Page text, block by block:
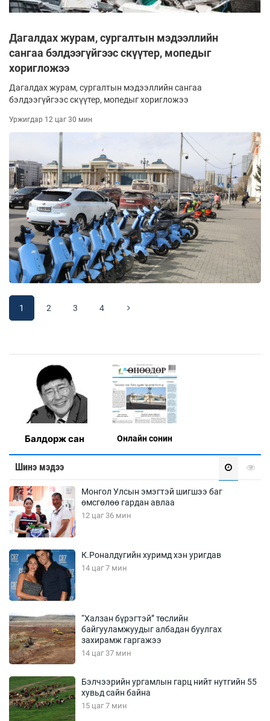
Дагалдах журам, сургалтын мэдээллийн
сангаа бэлдээгүйгээс скүүтер, мопедыг
хоригложээ
Дагалдах журам, сургалтын мэдээллийн сангаа
бэлдээгүйгээс скүүтер, мопедыг хоригложээ
Уржигдар 12 цаг 30 мин
1 2 3 4
Балдорж сан Онлaйн сонин
Шинэ мэдээ
Монгол Улсын эмэгтэй шигшээ баг
өмсгөлөө гардан авлаа
12 цаг 36 мин
К.Роналдугийн хуримд хэн уригдав
14 цаг 7 мин
“Халзан бүрэгтэй” төслийн
байгууламжуудыг албадан буулгах
захирамж гаргажээ
14 цаг 37 мин
Бэлчээрийн ургамлын гарц нийт нутгийн 55
хувьд сайн байна
15 цаг 7 мин